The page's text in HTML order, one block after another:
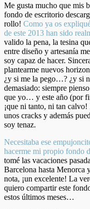
Me gusta mucho que mis
fondo de escritorio
rollo! Como ya os
de este 2013 han sido
valido la pena, la tesina
entre diseño y artesanía
soy capaz de hacer.
plantearme nuevos
¿y si me la pego…? ¿y si
demasiado: siempre
que yo… y este año (por
¡que ni tanto, ni tan
unos cracks y además
soy tenaz.
Necesitaba ese
hacerme mi propio fondo
tomé las vacaciones
Barcelona hasta Menorca
nota, ¡un excelente! La
quiero compartir este
estos últimos meses…